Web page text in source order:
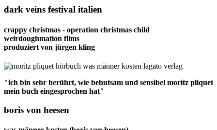
dark veins festival italien
crappy christmas - operation christmas child
weirdoughmation films
produziert von jürgen kling
"ich bin sehr berührt, wie behutsam und sensibel moritz pliquet
mein buch eingesprochen hat"
boris von heesen